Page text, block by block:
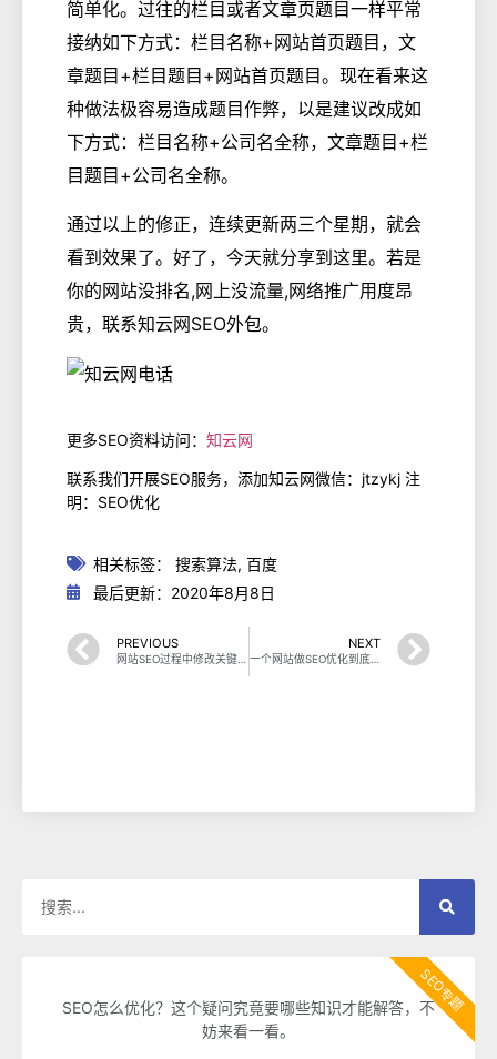
简单化。过往的栏目或者文章页题目一样平常
接纳如下方式：栏目名称+网站首页题目，文
章题目+栏目题目+网站首页题目。现在看来这
种做法极容易造成题目作弊，以是建议改成如
下方式：栏目名称+公司名全称，文章题目+栏
目题目+公司名全称。
通过以上的修正，连续更新两三个星期，就会
看到效果了。好了，今天就分享到这里。若是
你的网站没排名,网上没流量,网络推广用度昂
贵，联系知云网SEO外包。
更多SEO资料访问： 知云网
联系我们开展SEO服务，添加知云网微信：jtzykj 注
明：SEO优化
相关标签： 搜索算法, 百度
最后更新：2020年8月8日
PREVIOUS
网站SEO过程中修改关键词排名会下降吗?
NEXT
一个网站做SEO优化到底要多少钱？
SEO怎么优化？这个疑问究竟要哪些知识才能解答，不
妨来看一看。
SEO专题